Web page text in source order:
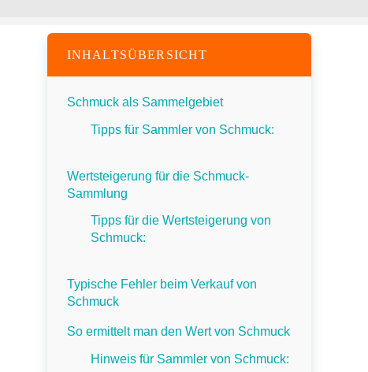
INHALTSÜBERSICHT
Schmuck als Sammelgebiet
Tipps für Sammler von Schmuck:
Wertsteigerung für die Schmuck-
Sammlung
Tipps für die Wertsteigerung von
Schmuck:
Typische Fehler beim Verkauf von
Schmuck
So ermittelt man den Wert von Schmuck
Hinweis für Sammler von Schmuck: